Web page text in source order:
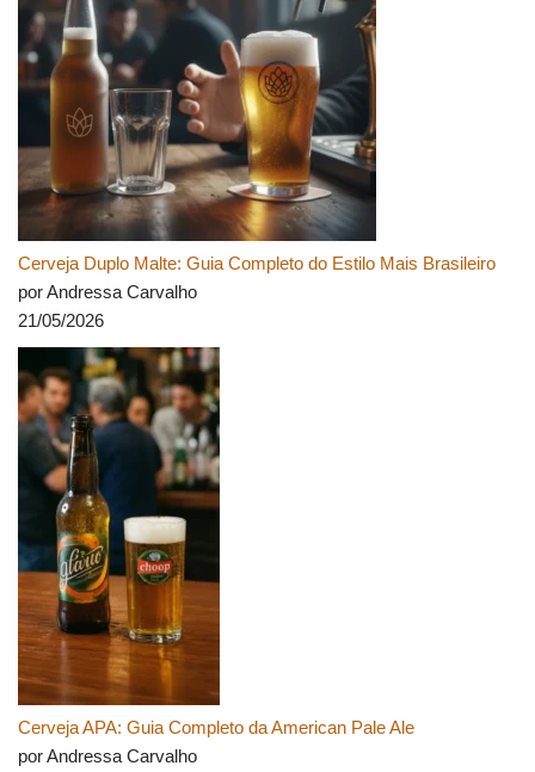
Cerveja Duplo Malte: Guia Completo do Estilo Mais Brasileiro
por Andressa Carvalho
21/05/2026
Cerveja APA: Guia Completo da American Pale Ale
por Andressa Carvalho